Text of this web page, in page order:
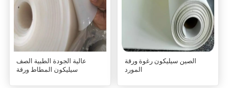
عالية الجودة الطبية الصف
سيليكون المطاط ورقة
الصين سيليكون رغوة ورقة
المورد